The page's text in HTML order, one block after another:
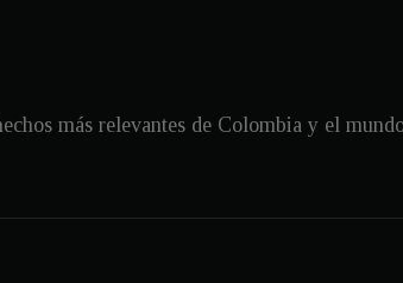
más relevantes de Colombia y el